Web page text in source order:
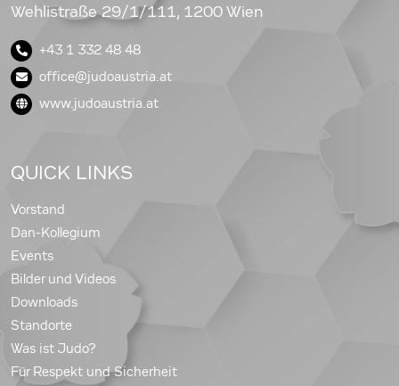
Wehlistraße 29/1/111, 1200 Wien
+43 1 332 48 48
office@judoaustria.at
www.judoaustria.at
QUICK LINKS
Vorstand
Dan-Kollegium
Events
Bilder und Videos
Downloads
Standorte
Was ist Judo?
Für Respekt und Sicherheit